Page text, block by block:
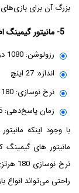
بزرگ آن برای
5- مانیتور گیمینگ ام اس آی مدل MAG 275F سایز 27 اینچ
رزولوشن: 1080 در 1920 پیکسل
اندازه: 27 اینچ
نرخ نوسازی: 180 هرتز
زمان پاسخ‌دهی: 0.5 میلی ثانیه
نرخ
راحتی می‌تواند انواع